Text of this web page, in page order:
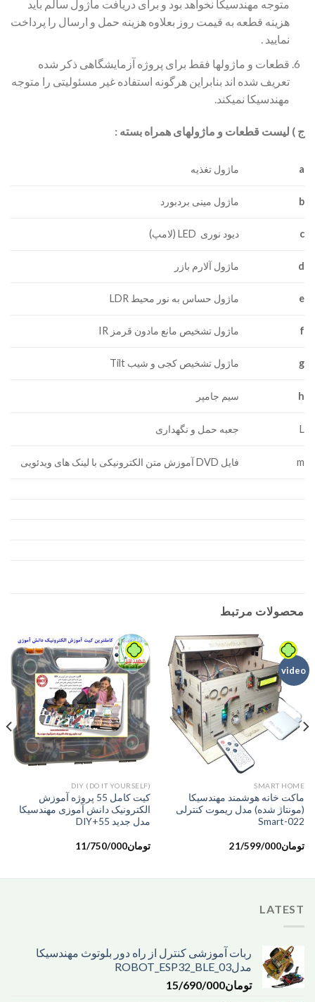
متوجه مهندسیکا نخواهد بود و برای دریافت ماژول سالم باید
هزینه قطعه به قیمت روز بعلاوه هزینه حمل و ارسال را پرداخت
نمایید .
قطعات و ماژولها فقط برای پروژه آزمایشگاهی ذکر شده
تعریف شده اند بنابراین هرگونه استفاده غیر مسئولیتی را متوجه
مهندسیکا نمیکند.
ج ) لیست قطعات و ماژولهای همراه بسته :
a ماژول تغذیه
b ماژول مینی بردبورد
c دیود نوری LED (لامپ)
d ماژول آلارم بازر
e ماژول حساس به نور محیط LDR
f ماژول تشخیص مانع مادون قرمز IR
g ماژول تشخیص کجی و شیب Tilt
h سیم جامپر
L جعبه حمل و نگهداری
m فایل DVD آموزش متن الکترونیکی با لینک های ویدئویی
محصولات مرتبط
video
SMART HOME
ماکت خانه هوشمند مهندسیکا
(مونتاژ شده) مدل ریموت کنترلی
Smart-022
تومان21/599/000
DIY (DO IT YOURSELF)
کیت کامل 55 پروژه آموزش
الکترونیک دانش آموزی مهندسیکا
مدل جدید DIY+55
تومان11/750/000
LATEST
ربات آموزشی کنترل از راه دور بلوتوث مهندسیکا
مدل03_ROBOT_ESP32_BLE
تومان15/690/000